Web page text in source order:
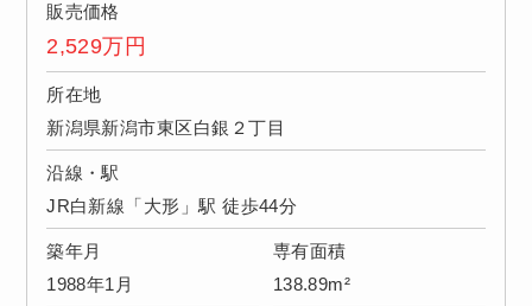
販売価格
2,529万円
所在地
新潟県新潟市東区白銀２丁目
沿線・駅
JR白新線「大形」駅 徒歩44分
築年月
1988年1月
専有面積
138.89m²